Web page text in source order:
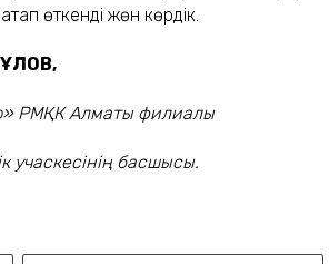
өткенді жөн көрдік.
РМҚК Алматы филиалы
учаскесінің басшысы.